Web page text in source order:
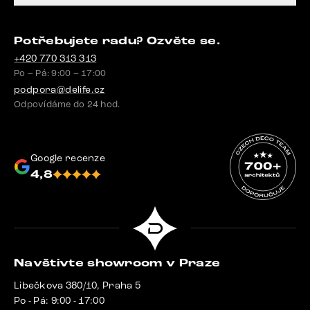
Potřebujete radu? Ozvěte se.
+420 770 313 313
Po – Pá: 9:00 – 17:00
podpora@delife.cz
Odpovídáme do 24 hod.
Google recenze
4,8
Navštivte showroom v Praze
Libečkova 380/10, Praha 5
Po - Pá: 9:00 - 17:00